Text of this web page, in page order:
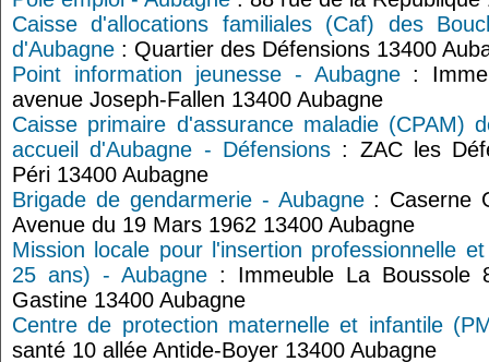
Caisse d'allocations familiales (Caf) des
d'Aubagne : Quartier des Défensions 13400
Point information jeunesse - Aubagne:
avenue Joseph-Fallen 13400 Aubagne
Caisse primaire d'assurance maladie (CPAM)
accueil d'Aubagne - Défensions : ZAC les
Péri 13400 Aubagne
Brigade de gendarmerie - Aubagne: Caserne
Avenue du 19 Mars 1962 13400 Aubagne
Mission locale pour l'insertion professionnelle
25 ans) - Aubagne : Immeuble La Boussole
Gastine 13400 Aubagne
Centre de protection maternelle et infantile
santé 10 allée Antide-Boyer 13400 Aubagne